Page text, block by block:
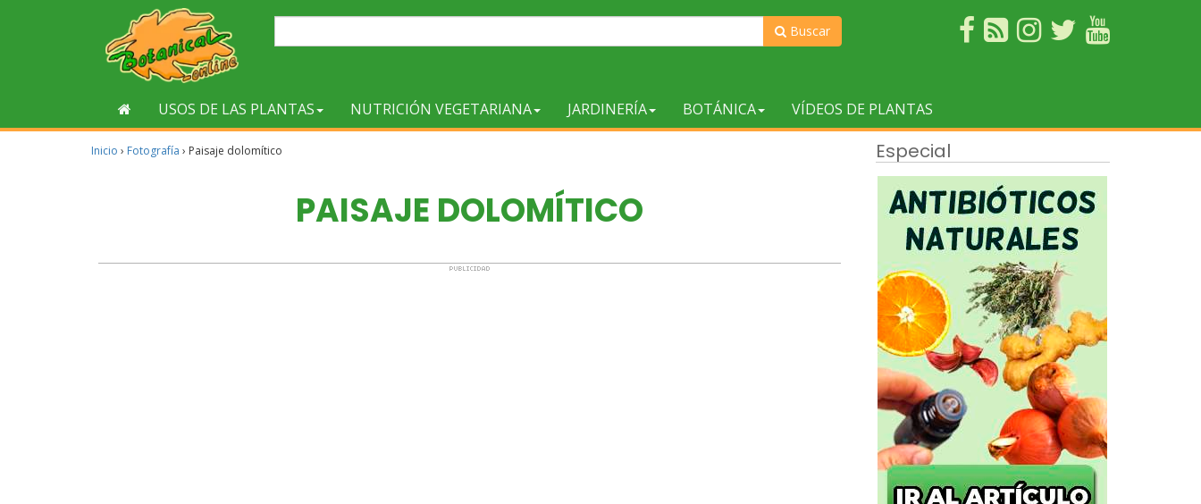
Buscar
USOS DE LAS PLANTAS NUTRICIÓN VEGETARIANA JARDINERÍA BOTÁNICA VÍDEOS DE PLANTAS
Inicio › Fotografía › Paisaje dolomítico
PAISAJE DOLOMÍTICO
Especial